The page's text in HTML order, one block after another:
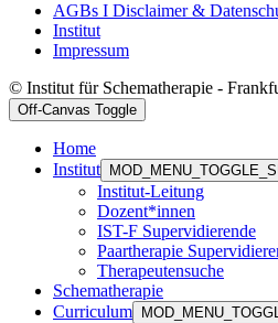
AGBs I Disclaimer &
Institut
Impressum
© Institut für Schematherapie -
Off-Canvas Toggle
Home
Institut
Institut-Leitung
Dozent*innen
IST-F Supervidierende
Paartherapie
Therapeutensuche
Schematherapie
Curriculum